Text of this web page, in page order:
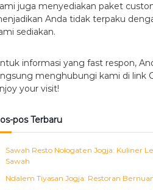
juga menyediakan paket
Anda tidak terpaku
sediakan.
informasi yang fast respon,
menghubungi kami di link
your visit!
pos Terbaru
Sawah Resto Nologaten Jogja: Kuliner
Sawah
Ndalem Tiyasan Jogja: Restoran